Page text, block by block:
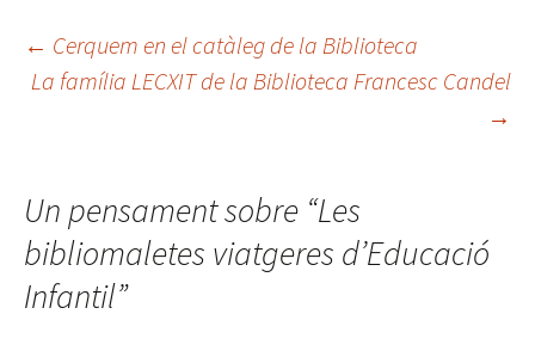
Navegació
articles
← Cerquem en el catàleg de la Biblioteca
La família LECXIT de la Biblioteca Francesc Candel
→
Un pensament sobre “Les
bibliomaletes viatgeres d’Educació
Infantil”